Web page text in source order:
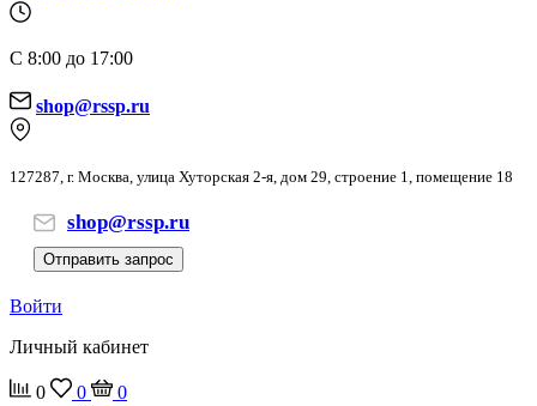
С 8:00 до 17:00
shop@rssp.ru
127287, г. Москва, улица Хуторская 2-я, дом 29, строение 1, помещение 18
shop@rssp.ru
Отправить запрос
Войти
Личный кабинет
0 0
0